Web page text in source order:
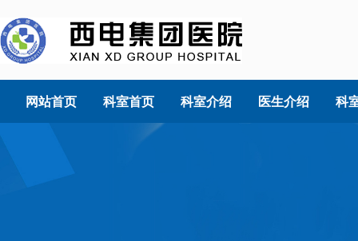
网站首页 科室首页 科室介绍 医生介绍 科